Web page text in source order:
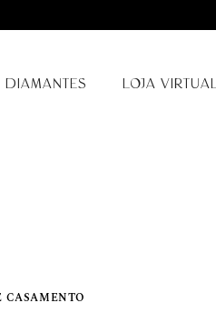
DIAMANTES LOJA
CASAMENTO